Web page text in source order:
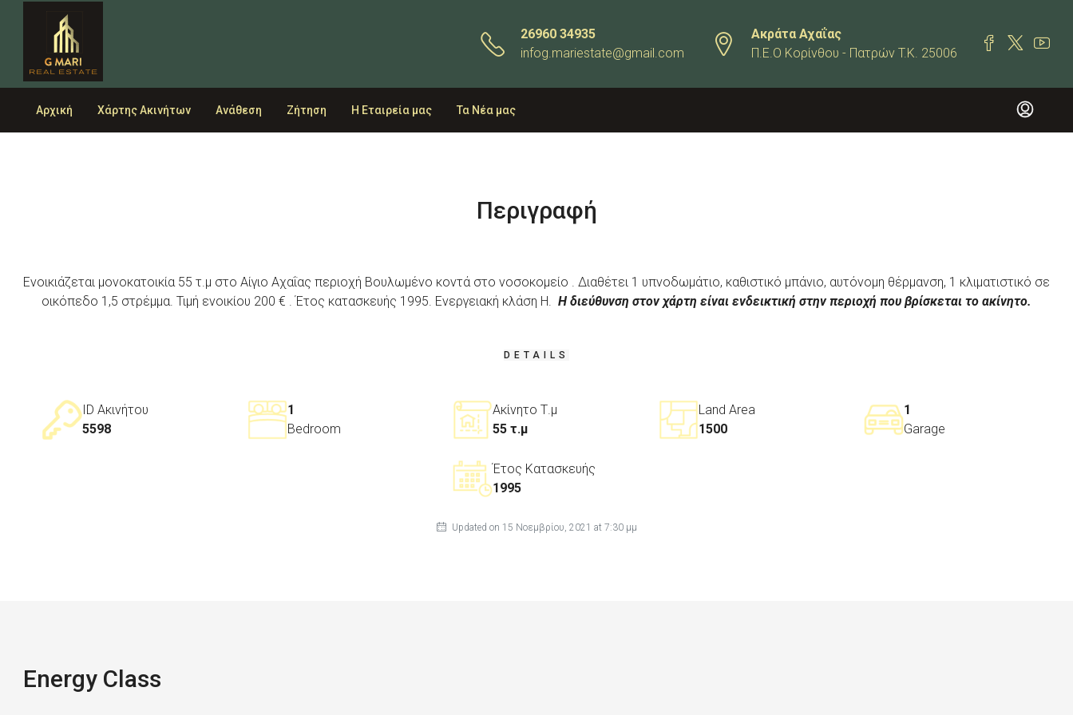
26960 34935
infog.mariestate@gmail.com
Ακράτα Αχαΐας
Π.Ε.Ο Κορίνθου - Πατρών T.K. 25006
Αρχική Χάρτης Ακινήτων Ανάθεση Ζήτηση Η Εταιρεία μας Τα Νέα μας
Περιγραφή
Ενοικιάζεται μονοκατοικία 55 τ.μ στο Αίγιο Αχαΐας περιοχή Βουλωμένο κοντά στο νοσοκομείο . Διαθέτει 1 υπνοδωμάτιο, καθιστικό μπάνιο, αυτόνομη θέρμανση, 1 κλιματιστικό σε
οικόπεδο 1,5 στρέμμα. Τιμή ενοικίου 200 € . Έτος κατασκευής 1995. Ενεργειακή κλάση Η. Η διεύθυνση στον χάρτη είναι ενδεικτική στην περιοχή που βρίσκεται το ακίνητο.
DETAILS
ID Ακινήτου
5598
1
Bedroom
Ακίνητο Τ.μ
55 τ.μ
Land Area
1500
1
Garage
Έτος Κατασκευής
1995
Updated on 15 Νοεμβρίου, 2021 at 7:30 μμ
Energy Class